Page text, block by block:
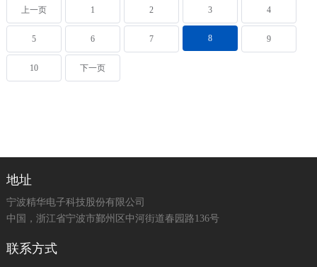
上一页 1 2 3 4
5 6 7 8 9
10 下一页
地址
宁波精华电子科技股份有限公司
中国，浙江省宁波市鄞州区中河街道春园路136号
联系方式